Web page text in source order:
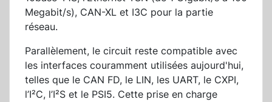
Megabit/s), CAN-XL et I3C pour la partie
réseau.
Parallèlement, le circuit reste compatible avec
les interfaces couramment utilisées aujourd'hui,
telles que le CAN FD, le LIN, les UART, le CXPI,
l’I²C, l’I²S et le PSI5. Cette prise en charge